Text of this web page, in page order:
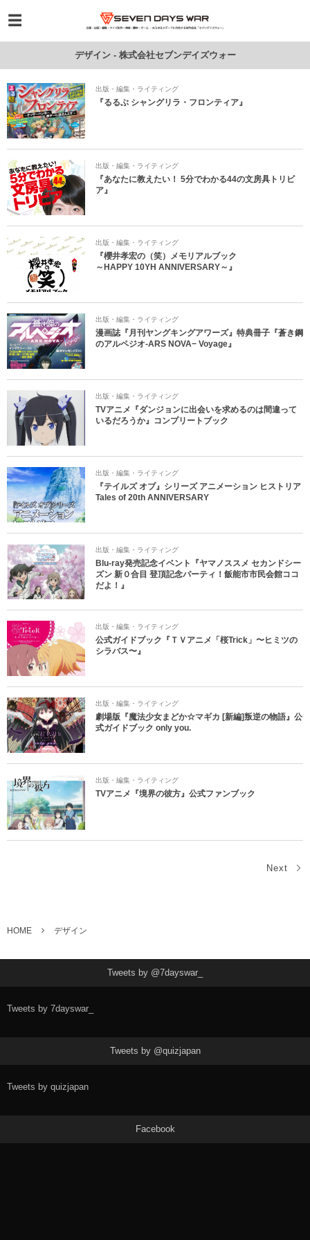
デザイン - 株式会社セブンデイズウォー
出版・編集・ライティング
『るるぶ シャングリラ・フロンティア』
出版・編集・ライティング
『あなたに教えたい！ 5分でわかる44の文房具トリビ
ア』
出版・編集・ライティング
『櫻井孝宏の（笑）メモリアルブック
～HAPPY 10YH ANNIVERSARY～』
出版・編集・ライティング
漫画誌『月刊ヤングキングアワーズ』特典冊子『蒼き鋼
のアルペジオ-ARS NOVA− Voyage』
出版・編集・ライティング
TVアニメ『ダンジョンに出会いを求めるのは間違って
いるだろうか』コンプリートブック
出版・編集・ライティング
『テイルズ オブ』シリーズ アニメーション ヒストリア
Tales of 20th ANNIVERSARY
出版・編集・ライティング
Blu-ray発売記念イベント『ヤマノススメ セカンドシー
ズン 新０合目 登頂記念パーティ！飯能市市民会館ココ
だよ！』
出版・編集・ライティング
公式ガイドブック『ＴＶアニメ「桜Trick」〜ヒミツの
シラバス〜』
出版・編集・ライティング
劇場版『魔法少女まどか☆マギカ [新編]叛逆の物語』公
式ガイドブック only you.
出版・編集・ライティング
TVアニメ『境界の彼方』公式ファンブック
Next
HOME デザイン
Tweets by @7dayswar_
Tweets by 7dayswar_
Tweets by @quizjapan
Tweets by quizjapan
Facebook